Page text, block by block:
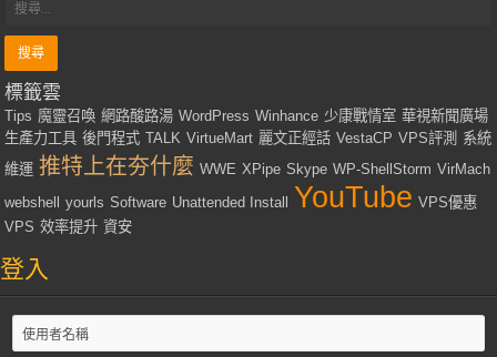
標籤雲
Tips 魔靈召喚 網路酸路湯 WordPress Winhance 少康戰情室 華視新聞廣場
生產力工具 後門程式 TALK VirtueMart 麗文正經話 VestaCP VPS評測 系統
維運 推特上在夯什麼 WWE XPipe Skype WP-ShellStorm VirMach
webshell
yourls Software Unattended Install YouTube VPS優惠
VPS 效率提升 資安
登入